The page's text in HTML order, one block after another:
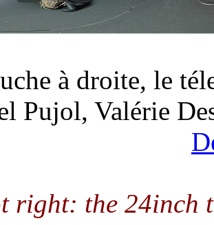
à droite, le
Pujol, Valérie
right: the 24inch